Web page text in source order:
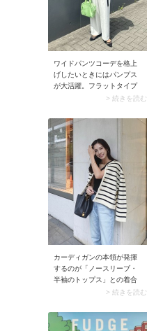
ワイドパンツコーデを格上
げしたいときにはパンプス
が大活躍。フラットタイプ
を選べば気負わず取り入れ
カジュアルが図れ、お出か
けや通勤映えするスタイリ
ングに仕上がります。
> 続きを読む
カーディガンの本領が発揮
するのが「ノースリーブ・
半袖のトップス」との着合
わせ。カーディガンならサ
の変わり目に便利です。こ
のときインナーの裾はデニ
> 続きを読む